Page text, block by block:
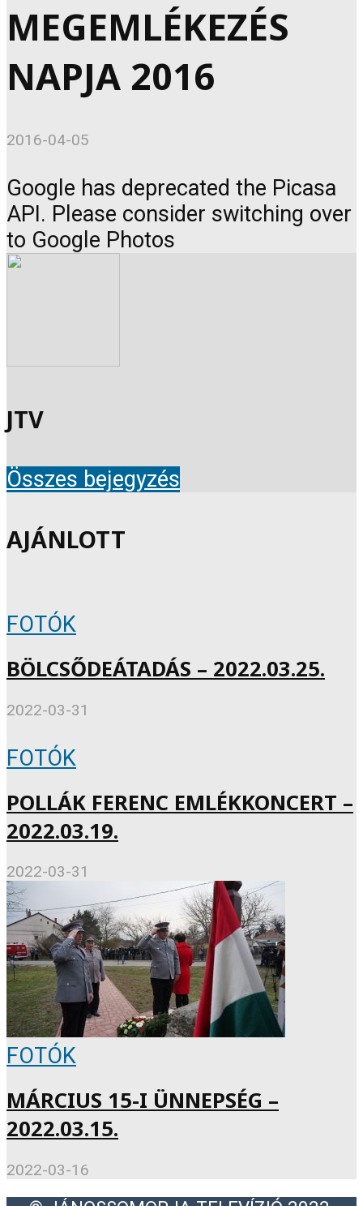
MEGEMLÉKEZÉS
NAPJA 2016
2016-04-05
Google has deprecated the Picasa
API. Please consider switching over
to Google Photos
JTV
Összes bejegyzés
AJÁNLOTT
FOTÓK
BÖLCSŐDEÁTADÁS – 2022.03.25.
2022-03-31
FOTÓK
POLLÁK FERENC EMLÉKKONCERT –
2022.03.19.
2022-03-31
FOTÓK
MÁRCIUS 15-I ÜNNEPSÉG –
2022.03.15.
2022-03-16